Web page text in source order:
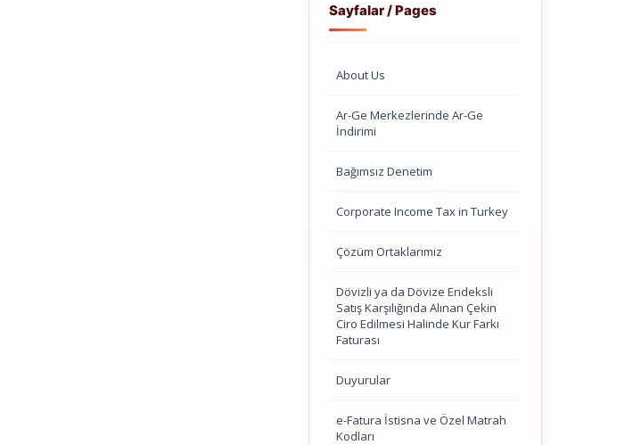
Sayfalar / Pages
About Us
Ar-Ge Merkezlerinde Ar-Ge
İndirimi
Bağımsız Denetim
Corporate Income Tax in Turkey
Çözüm Ortaklarımız
Dövizli ya da Dövize Endeksli
Satış Karşılığında Alınan Çekin
Ciro Edilmesi Halinde Kur Farkı
Faturası
Duyurular
e-Fatura İstisna ve Özel Matrah
Kodları